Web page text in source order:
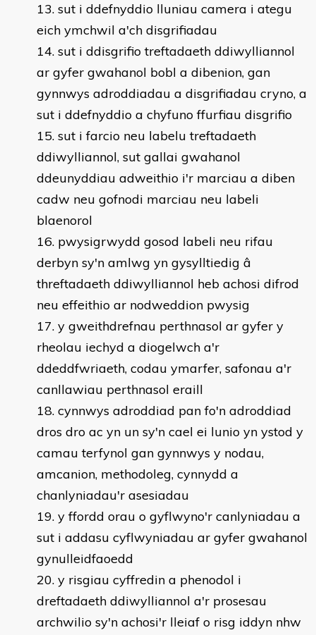
sut i ddefnyddio lluniau camera i ategu
eich ymchwil a'ch disgrifiadau
sut i ddisgrifio treftadaeth ddiwylliannol
ar gyfer gwahanol bobl a dibenion, gan
gynnwys adroddiadau a disgrifiadau cryno, a
sut i ddefnyddio a chyfuno ffurfiau disgrifio
sut i farcio neu labelu treftadaeth
ddiwylliannol, sut gallai gwahanol
ddeunyddiau adweithio i'r marciau a diben
cadw neu gofnodi marciau neu labeli
blaenorol
pwysigrwydd gosod labeli neu rifau
derbyn sy'n amlwg yn gysylltiedig â
threftadaeth ddiwylliannol heb achosi difrod
neu effeithio ar nodweddion pwysig
y gweithdrefnau perthnasol ar gyfer y
rheolau iechyd a diogelwch a'r
ddeddfwriaeth, codau ymarfer, safonau a'r
canllawiau perthnasol eraill
cynnwys adroddiad pan fo'n adroddiad
dros dro ac yn un sy'n cael ei lunio yn ystod y
camau terfynol gan gynnwys y nodau,
amcanion, methodoleg, cynnydd a
chanlyniadau'r asesiadau
y ffordd orau o gyflwyno'r canlyniadau a
sut i addasu cyflwyniadau ar gyfer gwahanol
gynulleidfaoedd
y risgiau cyffredin a phenodol i
dreftadaeth ddiwylliannol a'r prosesau
archwilio sy'n achosi'r lleiaf o risg iddyn nhw